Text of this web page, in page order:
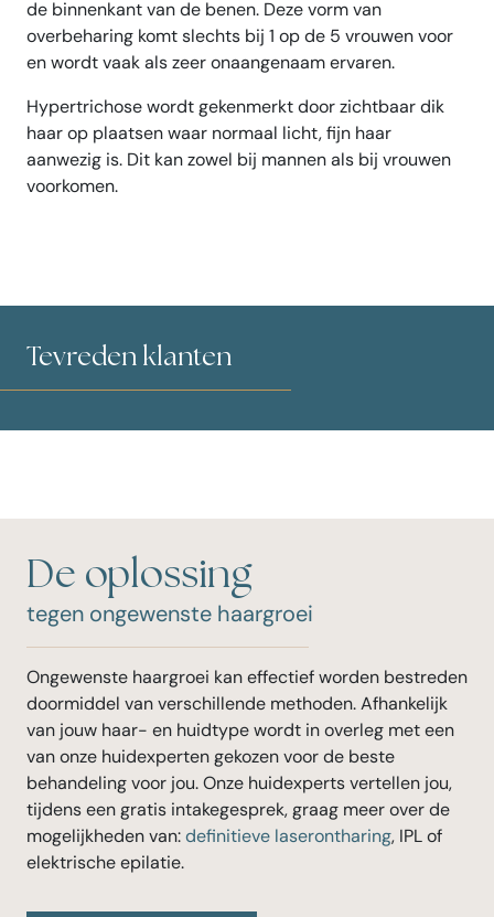
de binnenkant van de benen. Deze vorm van
overbeharing komt slechts bij 1 op de 5 vrouwen voor
en wordt vaak als zeer onaangenaam ervaren.
Hypertrichose wordt gekenmerkt door zichtbaar dik
haar op plaatsen waar normaal licht, fijn haar
aanwezig is. Dit kan zowel bij mannen als bij vrouwen
voorkomen.
Tevreden klanten
De oplossing
tegen ongewenste haargroei
Ongewenste haargroei kan effectief worden bestreden
doormiddel van verschillende methoden. Afhankelijk
van jouw haar- en huidtype wordt in overleg met een
van onze huidexperten gekozen voor de beste
behandeling voor jou. Onze huidexperts vertellen jou,
tijdens een gratis intakegesprek, graag meer over de
mogelijkheden van:definitieve laserontharing, IPL of
elektrische epilatie.